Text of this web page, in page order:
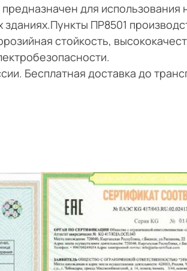
для использования
зданиях.Пункты ПР8501
стойкость,
Бесплатная доставка до